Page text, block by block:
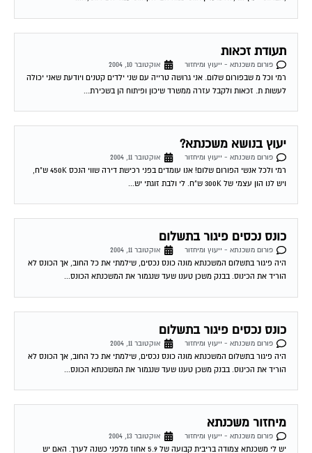
תעודת זכאות
פורום משכנתא - ייעוץ ומיחזור
רמי וכל מ שבפורום שלום. אני גרושה טרייה עם שני ילדים קטנים ויודעת שאני יכולה
לעשות ת. זכאות ולקבל עזרה ממשרד שיכון ופיתוח הן בשכירת...
יעוץ בנושא משכנתא?
פורום משכנתא - ייעוץ ומיחזור
ויש לנו הון עצמי של 300K ש"ח. לי ולבת זוגתי יש...
כונס נכסים פיגור בתשלום
פורום משכנתא - ייעוץ ומיחזור
אוקטובר 11, 2004
היה פיגור בתשלום המשכנתא מונה כונס נכסים, שילמתי את כל החוב, אך הכונס לא
הוריד את הכינוס. בבנק משכן טענו שעד שנגמור את המשכנתא הכונס...
כונס נכסים פיגור בתשלום
פורום משכנתא - ייעוץ ומיחזור
אוקטובר 11, 2004
היה פיגור בתשלום המשכנתא מונה כונס נכסים, שילמתי את כל החוב, אך הכונס לא
הוריד את הכינוס. בבנק משכן טענו שעד שנגמור את המשכנתא הכונס...
מיחזור משכנתא
פורום משכנתא - ייעוץ ומיחזור
יש לי משכנתא צמודה בריבית קבועה של 5.9 אחוז מלפני כשנה לערך. האם יש
אפשרות לדעת האם כדאי לי לשנות אותה מאחר והיום המשכנתאות זולות...